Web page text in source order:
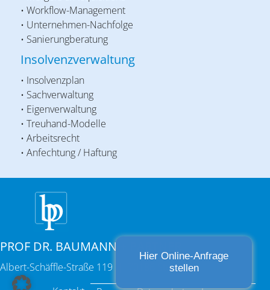
• Workflow-Management
• Unternehmen-Nachfolge
• Sanierungberatung
Insolvenzverwaltung
• Insolvenzplan
• Sachverwaltung
• Eigenverwaltung
• Treuhand-Modelle
• Arbeitsrecht
• Anfechtung / Haftung
PROF DR. BAUMANN + PARTNER
Albert-Schäffle-Straße 119 | 70186 Stuttgart
Hier Online-Anfrage
stellen